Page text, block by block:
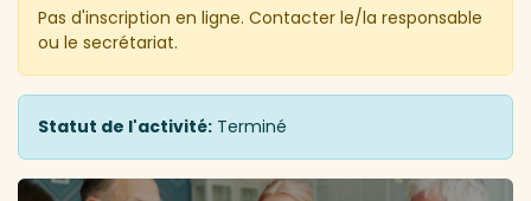
Pas d'inscription en ligne. Contacter le/la responsable
ou le secrétariat.
Statut de l'activité: Terminé